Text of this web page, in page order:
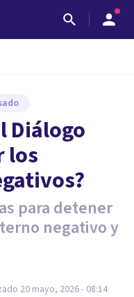
Diálogo
los
para detener
negativo y
20 mayo, 2026 - 08:14